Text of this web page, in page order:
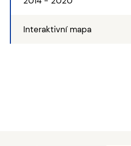
Interaktivní mapa